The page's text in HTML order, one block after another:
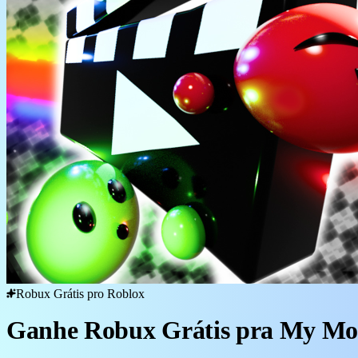
Robux Grátis pro Roblox
Ganhe Robux Grátis pra My